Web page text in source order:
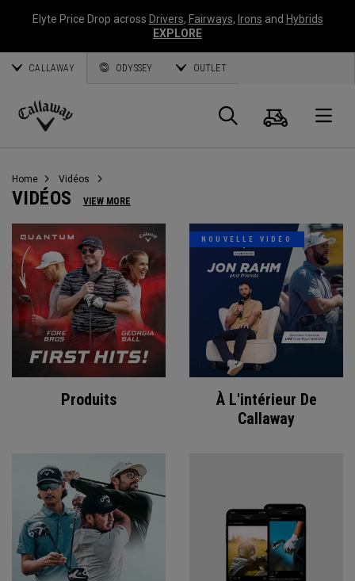
Elyte Price Drop across Drivers, Fairways, Irons and Hybrids
EXPLORE
CALLAWAY ODYSSEY OUTLET
Callaway
Panier
Home Vidéos
VIDÉOS VIEW MORE
Produits
NOUVELLE VIDÉO
À L'intérieur De
Callaway